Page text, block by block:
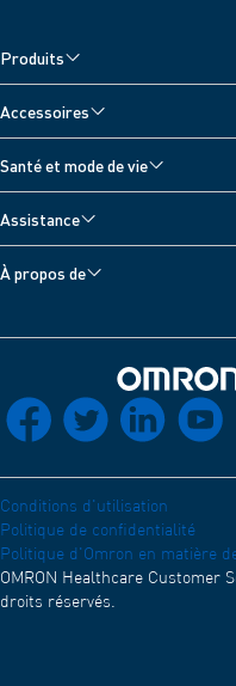
Produits
Nébuliseurs et Wheeze Detector
Appareils antidouleur
Balances numériques
Thermomètres
Moniteurs d'activité
Accessoires
Accessoires pour nébuliseurs
Accessoires pour appareils
Accessoires pour thermomètres
Santé et mode de vie
Journal de pression artérielle
Assistance
Développeurs
Compatibilité
Déclaration de conformité
À propos de
Réseau de distribution
OMRON Academy (Anglais)
Retour à l'accueil
socials_facebooksocials_twittersocials_linkedin
Conditions d'utilisation
Politique de confidentialité
Politique d'Omron en matière
OMRON Healthcare Customer
droits réservés.